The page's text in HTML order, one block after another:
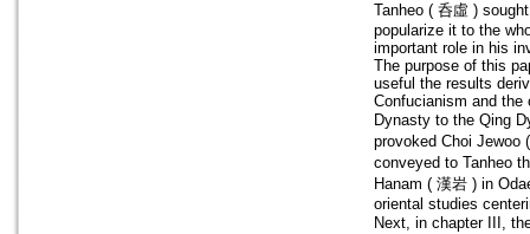
Tanheo ( 呑虛 )
popularize it to the
important role in his
The purpose of this
useful the results
Confucianism and the
Dynasty to the Qing
provoked Choi Jewoo
conveyed to Tanheo
Hanam ( 漢岩 ) in
oriental studies
Next, in chapter III,